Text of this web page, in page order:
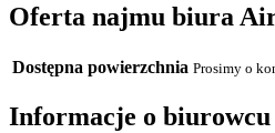
Oferta najmu biura
Dostępna powierzchnia Prosimy o
Informacje o